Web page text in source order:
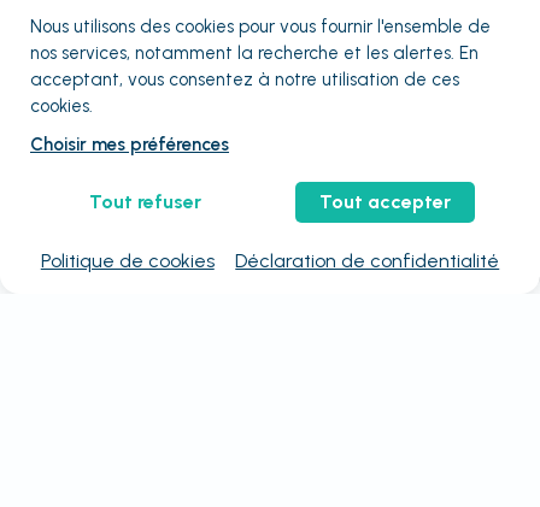
Nous utilisons des cookies pour vous fournir l'ensemble de
nos services, notamment la recherche et les alertes. En
acceptant, vous consentez à notre utilisation de ces
cookies.
Choisir mes préférences
Tout refuser Tout accepter
Politique de cookies Déclaration de confidentialité